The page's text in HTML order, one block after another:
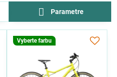
Parametre
Vyberte farbu